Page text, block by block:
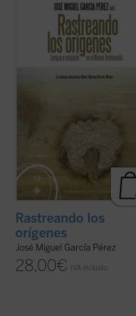
El Nuevo Testamento es testimonio y
anuncio de un hecho sucedido durante el
siglo primero de nuestra era en la tierra
habitada por el pueblo de Israel. Algunos
judíos vieron cumplidas las profecías del
Antiguo Testamento en este
acontecimiento y ...(ver ficha)
Rastreando los
orígenes
José Miguel García Pérez
28,00€ IVA incluido